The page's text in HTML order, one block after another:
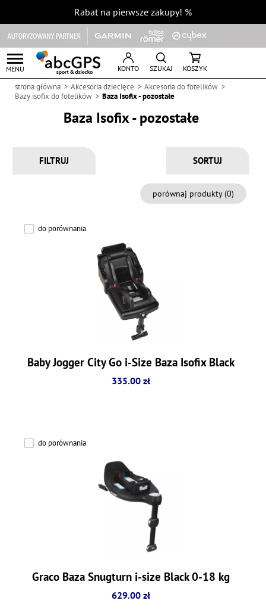
Rabat na pierwsze zakupy! %
MENU KONTO SZUKAJ KOSZYK
strona główna Akcesoria dziecięce
Akcesoria do fotelików
Bazy isofix do fotelików
Baza Isofix - pozostałe
Baza Isofix - pozostałe
FILTRUJ
porównaj produkty (0)
do porównania
Baby Jogger City Go i-Size Baza Isofix Black
335.00 zł
do porównania
Graco Baza Snugturn i-size Black 0-18 kg
629.00 zł